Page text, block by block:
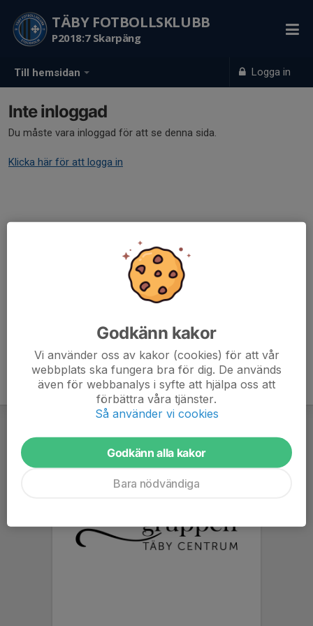
Till hemsidan Logga in
TÄBY FOTBOLLSKLUBB
P2018:7 Skarpäng
Inte inloggad
Du måste vara inloggad för att se denna sida.
Klicka här för att logga in
Godkänn kakor
Vi använder oss av kakor (cookies) för att vår
webbplats ska fungera bra för dig. De används
även för webbanalys i syfte att hjälpa oss att
förbättra våra tjänster.
Så använder vi cookies
Godkänn alla kakor
Bara nödvändiga